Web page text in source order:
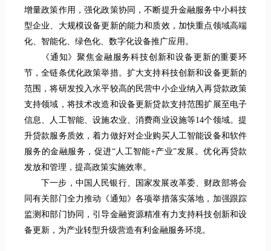
增量政策作用，强化政策协同，不断提升金融服务中小科技
型企业、大规模设备更新的能力和质效，加快重点领域高端
化、智能化、绿色化、数字化设备推广应用。
《通知》聚焦金融服务科技创新和设备更新的重要环
节，全链条优化政策举措。扩大支持科技创新和设备更新的
范围，将研发投入水平较高的民营中小企业纳入再贷款政策
支持领域，将技术改造和设备更新贷款支持范围扩展至电子
信息、人工智能、设施农业、消费商业设施等14个领域。提
升贷款服务质效，着力做好对企业购买人工智能设备和软件
服务的金融服务，促进“人工智能+产业”发展。优化再贷款
发放和管理，提高政策实施效率。
下一步，中国人民银行、国家发展改革委、财政部将会
同有关部门全力推动《通知》各项举措落实落地，加强跟踪
监测和部门协同，引导金融资源精准有力支持科技创新和设
备更新，为产业转型升级营造有利金融服务环境。